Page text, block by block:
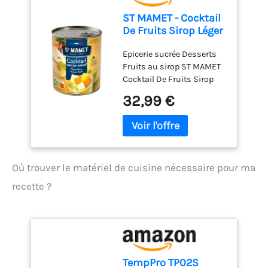
snack propre, sans doigts
collants.
FRAÎCHEUR
LONGUE DURÉE : seau
lumière et de l'humidité,
incassable. Croustillant
longue durée – idéal Fruits
Lyophilisés grand format
pour foyer, café ou salle de
sport.
QUALITÉ
GREATVITA : sélection
rigoureuse des matières
transformation douce =
snack, mélange ou
ingrédient pour barres,
cookies et overnight oats.
ST MAMET - Cocktail
De Fruits Sirop Léger
Vendu Par Lot
Epicerie sucrée Desserts
Fruits au sirop ST MAMET
Cocktail De Fruits Sirop
32,99 €
Où trouver le matériel de cuisine nécessaire pour ma
recette ?
TempPro TP02S